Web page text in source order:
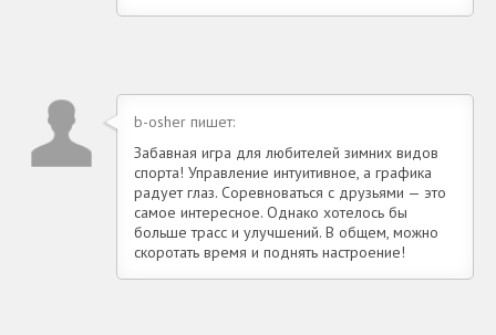
b-osher пишет:
Забавная игра для любителей зимних видов
спорта! Управление интуитивное, а графика
радует глаз. Соревноваться с друзьями — это
самое интересное. Однако хотелось бы
больше трасс и улучшений. В общем, можно
скоротать время и поднять настроение!